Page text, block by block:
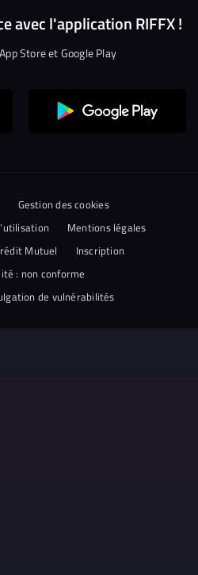
avec l'application RIFFX !
Store et Google Play
Gestion des cookies
Mentions légales
Mutuel
Inscription
: non conforme
de vulnérabilités